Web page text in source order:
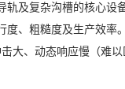
及复杂沟槽的核心
、粗糙度及生产效
大、动态响应慢（难